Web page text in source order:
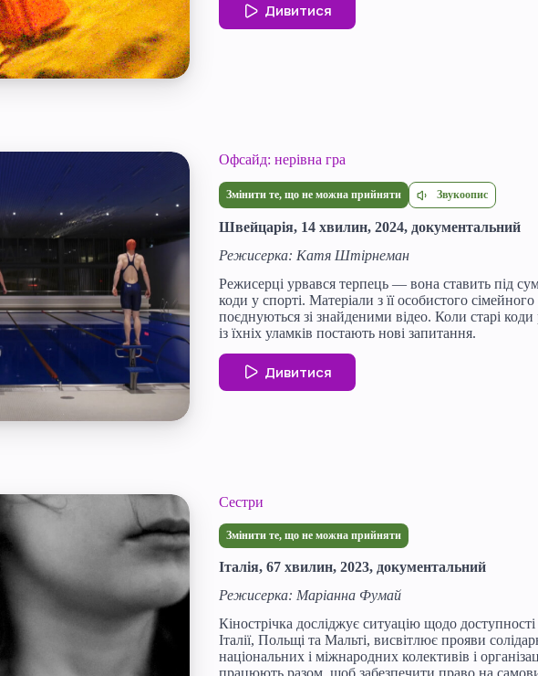
Дивитися
Офсайд: нерівна гра
Змінити те, що не можна прийняти Звукоопис
Швейцарія, 14 хвилин, 2024, документальний
Режисерка: Катя Штірнеман
Режисерці урвався терпець — вона ставить під
коди у спорті. Матеріали з її особистого сімейного
поєднуються зі знайденими відео. Коли старі
із їхніх уламків постають нові запитання.
Дивитися
Сестри
Змінити те, що не можна прийняти
Італія, 67 хвилин, 2023, документальний
Режисерка: Маріанна Фумай
Кінострічка досліджує ситуацію щодо доступності
Італії, Польщі та Мальті, висвітлює прояви
національних і міжнародних колективів і
працюють разом, щоб забезпечити право на